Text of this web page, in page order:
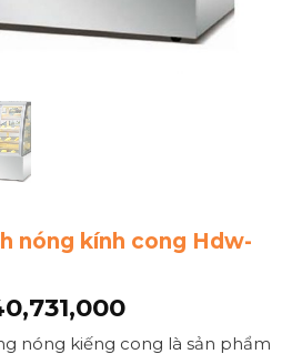
nóng kính cong Hdw-
nóng kiếng cong là sản phẩm